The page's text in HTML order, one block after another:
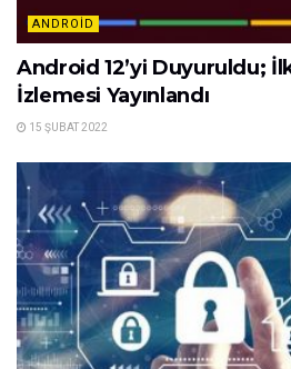
ANDROID
Android 12’yi Duyuruldu;
İzlemesi Yayınlandı
15 ŞUBAT 2022